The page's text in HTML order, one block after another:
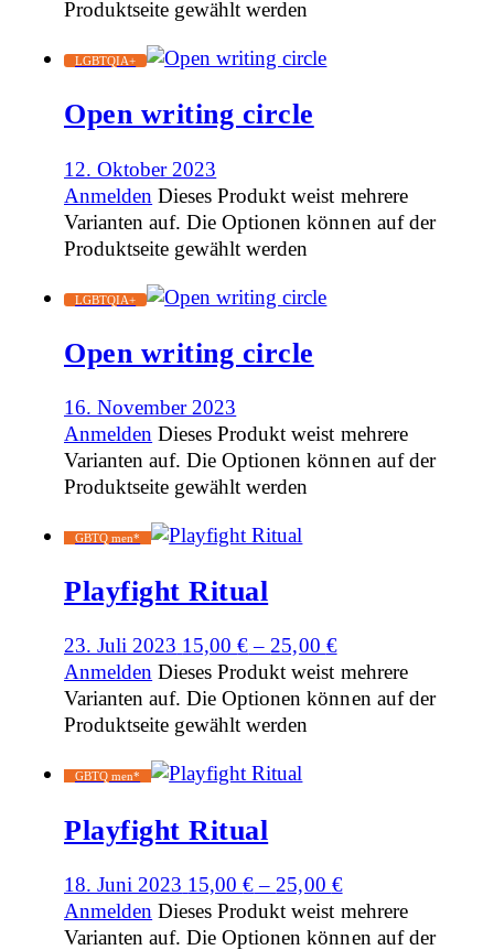
Produktseite gewählt werden
LGBTQIA+
Open writing circle
12. Oktober 2023
Anmelden Dieses Produkt weist mehrere
Varianten auf. Die Optionen können auf der
Produktseite gewählt werden
LGBTQIA+
Open writing circle
16. November 2023
Anmelden Dieses Produkt weist mehrere
Varianten auf. Die Optionen können auf der
Produktseite gewählt werden
GBTQ men*
Playfight Ritual
23. Juli 2023 15,00€–25,00 €
Anmelden Dieses Produkt weist mehrere
Varianten auf. Die Optionen können auf der
Produktseite gewählt werden
GBTQ men*
Playfight Ritual
18. Juni 2023 15,00€– 25,00 €
Anmelden Dieses Produkt weist mehrere
Varianten auf. Die Optionen können auf der